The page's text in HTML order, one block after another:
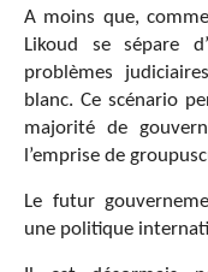
A moins que,
Likoud se sépare
problèmes
blanc. Ce scénario
majorité de
l’emprise de
Le futur
une politique